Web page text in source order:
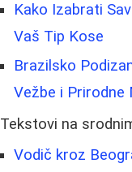
Kako Izabrati
Vaš Tip Kose
Brazilsko
Vežbe i Prirodne
Tekstovi na
Vodič kroz